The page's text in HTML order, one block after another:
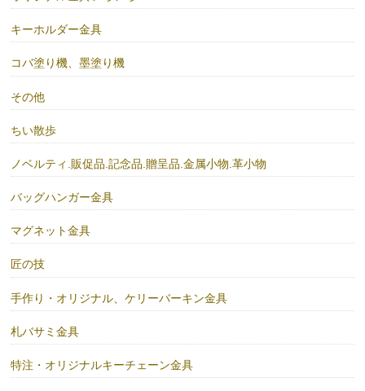
キーホルダー金具
コバ塗り機、墨塗り機
その他
ちい散歩
ノベルティ.販促品.記念品.贈呈品.金属小物.革小物
バッグハンガー金具
マグネット金具
匠の技
手作り・オリジナル、ケリーバーキン金具
札バサミ金具
特注・オリジナルキーチェーン金具